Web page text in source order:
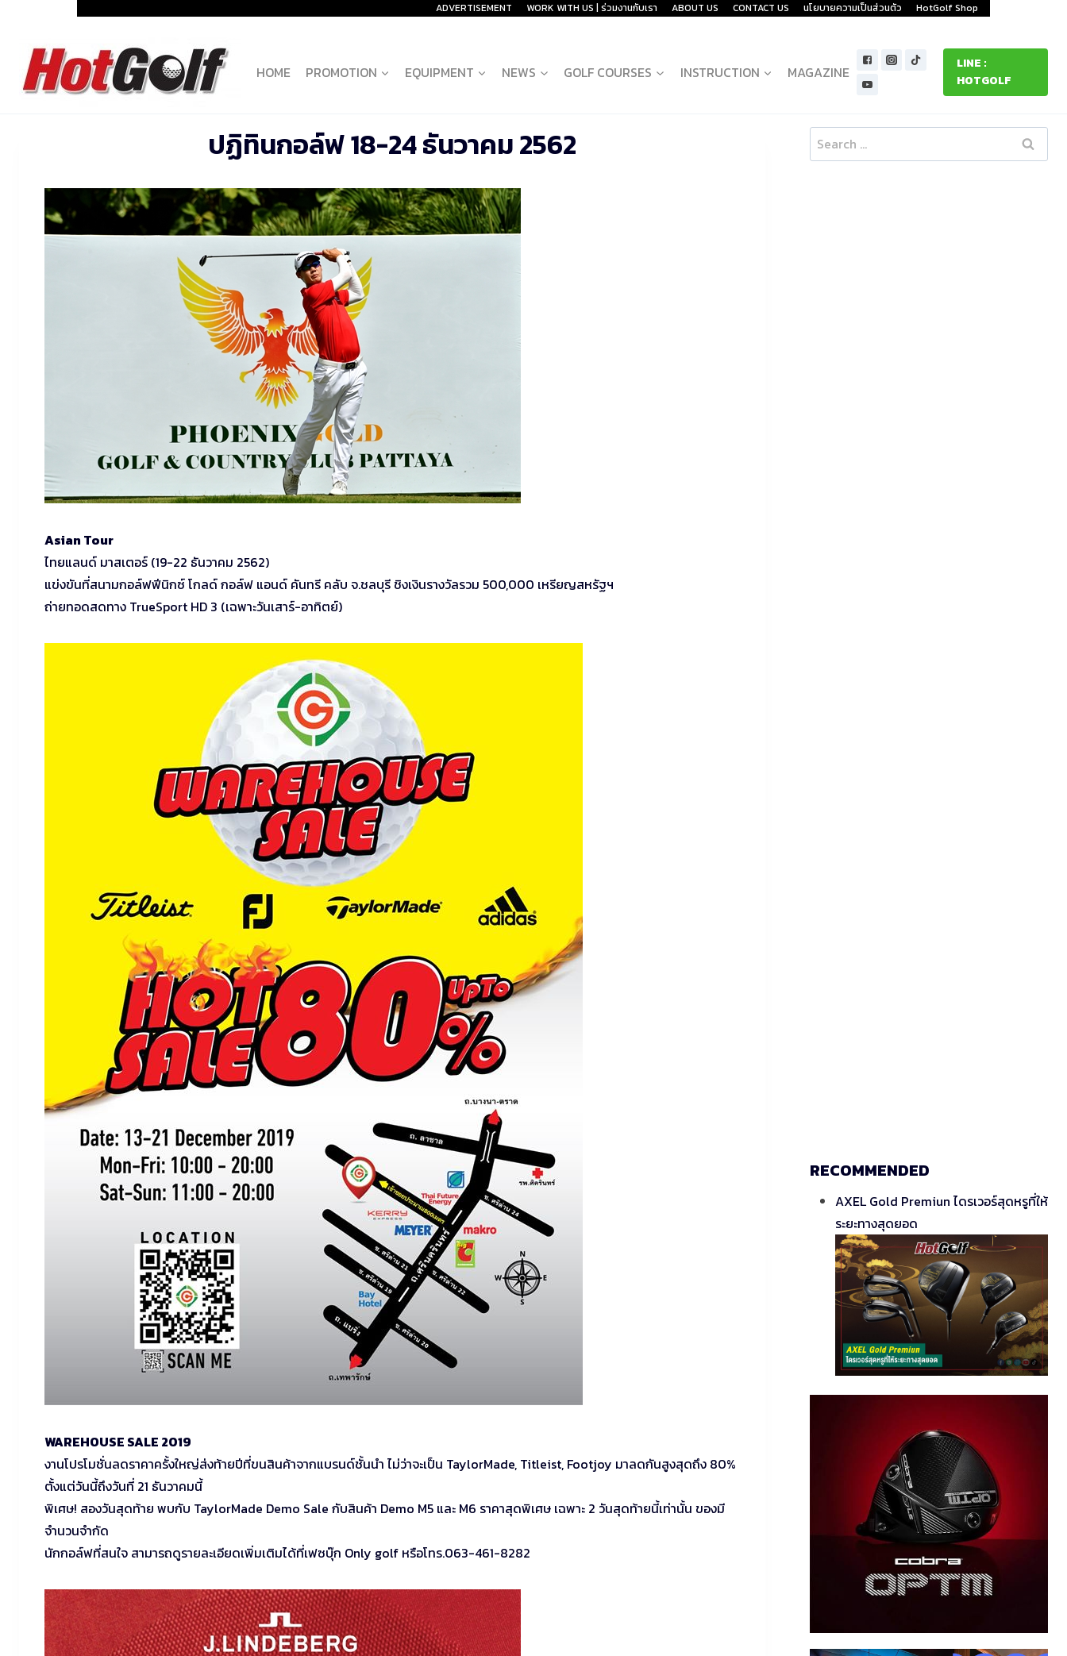
content
ADVERTISEMENT WORK WITH US | ร่วมงานกับเรา ABOUT US CONTACT US นโยบายความเป็นส่วนตัว HotGolf Shop
HOME PROMOTION EQUIPMENT NEWS GOLF COURSES INSTRUCTION MAGAZINE
LINE :
HOTGOLF
ปฏิทินกอล์ฟ 18-24 ธันวาคม 2562
Asian Tour
ไทยแลนด์ มาสเตอร์ (19-22 ธันวาคม 2562)
แข่งขันที่สนามกอล์ฟฟีนิกซ์ โกลด์ กอล์ฟ แอนด์ คันทรี คลับ จ.ชลบุรี ชิงเงินรางวัลรวม 500,000 เหรียญสหรัฐฯ
ถ่ายทอดสดทาง TrueSport HD 3 (เฉพาะวันเสาร์-อาทิตย์)
WAREHOUSE SALE 2019
งานโปรโมชั่นลดราคาครั้งใหญ่ส่งท้ายปีที่ขนสินค้าจากแบรนด์ชั้นนำ ไม่ว่าจะเป็น TaylorMade, Titleist, Footjoy มาลดกันสูงสุดถึง 80%
ตั้งแต่วันนี้ถึงวันที่ 21 ธันวาคมนี้
พิเศษ! สองวันสุดท้าย พบกับ TaylorMade Demo Sale กับสินค้า Demo M5 และ M6 ราคาสุดพิเศษ เฉพาะ 2 วันสุดท้ายนี้เท่านั้น ของมี
จำนวนจำกัด
นักกอล์ฟที่สนใจ สามารถดูรายละเอียดเพิ่มเติมได้ที่เฟซบุ๊ก Only golf หรือโทร.063-461-8282
Search
for:
RECOMMENDED
AXEL Gold Premiun ไดรเวอร์สุดหรูที่ให้
ระยะทางสุดยอด